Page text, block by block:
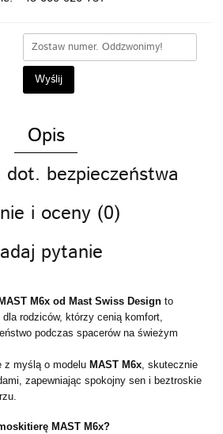
Wyślij
Opis
dot. bezpieczeństwa
i oceny (0)
pytanie
M6x od Mast Swiss Design to
rodziców, którzy cenią komfort,
podczas spacerów na świeżym
z myślą o modelu MAST M6x , skutecznie
zapewniając spokojny sen i beztroskie
MAST M6x?